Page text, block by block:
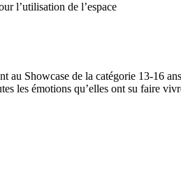
l’utilisation de l’espace
au Showcase de la catégorie 13-16
les émotions qu’elles ont su faire